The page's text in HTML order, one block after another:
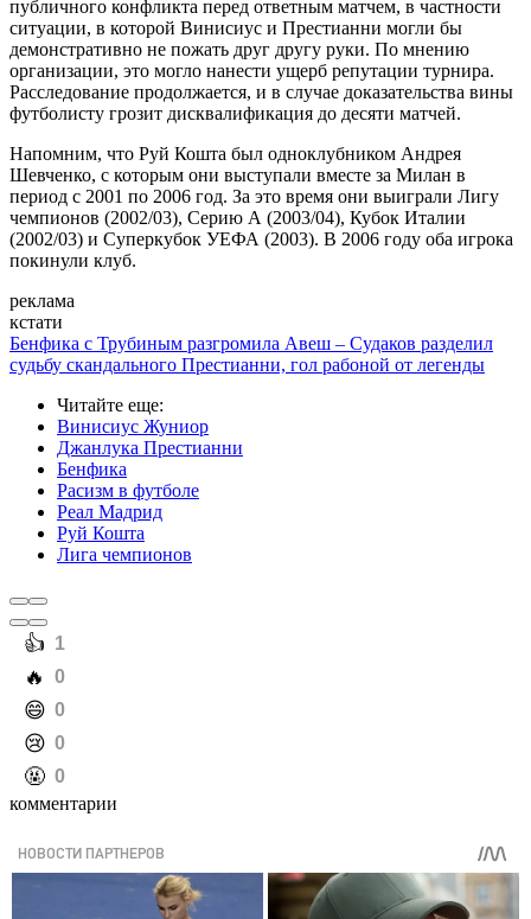
публичного конфликта перед ответным матчем, в частности
ситуации, в которой Винисиус и Престианни могли бы
демонстративно не пожать друг другу руки. По мнению
организации, это могло нанести ущерб репутации турнира.
Расследование продолжается, и в случае доказательства вины
футболисту грозит дисквалификация до десяти матчей.
Напомним, что Руй Кошта был одноклубником Андрея
Шевченко, с которым они выступали вместе за Милан в
период с 2001 по 2006 год. За это время они выиграли Лигу
чемпионов (2002/03), Серию А (2003/04), Кубок Италии
(2002/03) и Суперкубок УЕФА (2003). В 2006 году оба игрока
покинули клуб.
реклама
кстати
Бенфика с Трубиным разгромила Авеш – Судаков разделил
судьбу скандального Престианни, гол рабоной от легенды
Читайте еще:
Винисиус Жуниор
Джанлука Престианни
Бенфика
Расизм в футболе
Реал Мадрид
Руй Кошта
Лига чемпионов
️👍 1
️🔥 0
️😄 0
️😢 0
️🤬 0
комментарии